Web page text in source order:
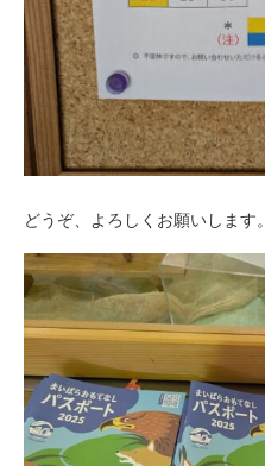
どうぞ、よろしくお願いします。